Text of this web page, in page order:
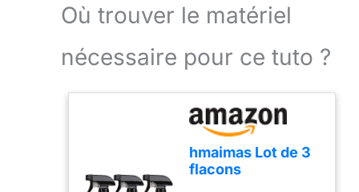
Où trouver le matériel
nécessaire pour ce tuto ?
hmaimas Lot de 3
flacons